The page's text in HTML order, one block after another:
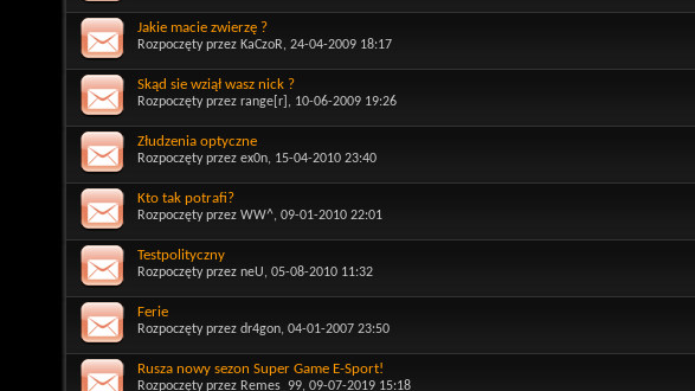
Jakie macie zwierzę ?
Rozpoczęty przez KaCzoR, 24-04-2009 18:17
Skąd sie wziął wasz nick ?
Rozpoczęty przez range[r] , 10-06-2009 19:26
Złudzenia optyczne
Rozpoczęty przez ex0n, 15-04-2010 23:40
Kto tak potrafi?
Rozpoczęty przez WW^, 09-01-2010 22:01
Testpolityczny
Rozpoczęty przez neU, 05-08-2010 11:32
Ferie
Rozpoczęty przez dr4gon, 04-01-2007 23:50
Rusza nowy sezon Super Game E-Sport!
Rozpoczęty przez Remes_99, 09-07-2019 15:18